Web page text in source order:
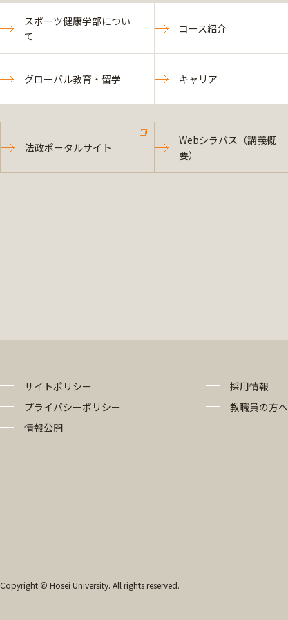
スポーツ健康学部につい
て
コース紹介
グローバル教育・留学 キャリア
法政ポータルサイト
Webシラバス（講義概
要）
サイトポリシー
プライバシーポリシー
情報公開
採用情報
教職員の方へ
Copyright © Hosei University. All rights reserved.